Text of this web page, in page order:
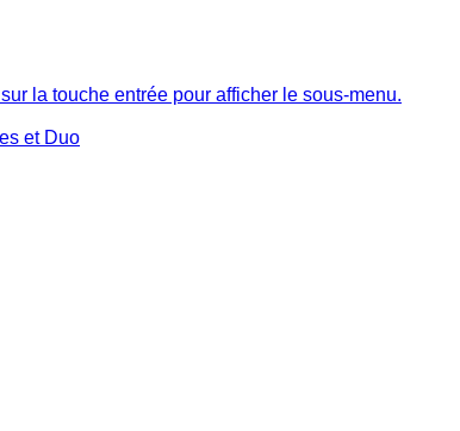
la touche entrée pour afficher le sous-menu.
et Duo